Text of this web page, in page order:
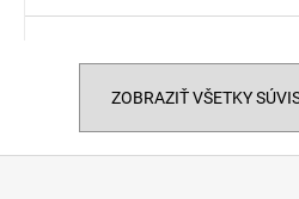
ZOBRAZIŤ VŠETKY